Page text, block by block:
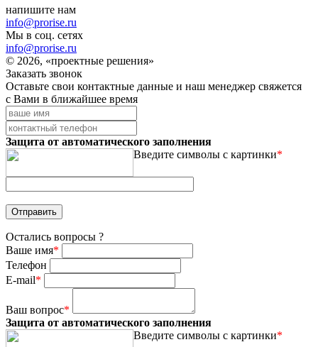
напишите нам
info@prorise.ru
Мы в соц. сетях
info@prorise.ru
© 2026, «проектные решения»
Заказать звонок
Оставьте свои контактные данные и наш менеджер свяжется
с Вами в ближайшее время
Защита от автоматического заполнения
Введите символы с картинки*
Остались вопросы ?
Ваше имя*
Телефон
E-mail*
Ваш вопрос*
Защита от автоматического заполнения
Введите символы с картинки*